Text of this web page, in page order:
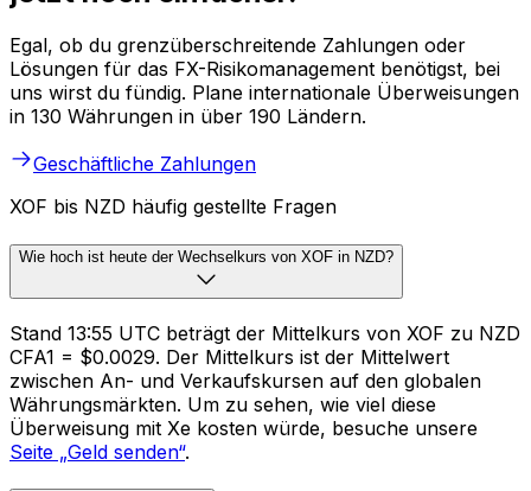
Egal, ob du grenzüberschreitende Zahlungen oder
Lösungen für das FX-Risikomanagement benötigst, bei
uns wirst du fündig. Plane internationale Überweisungen
in 130 Währungen in über 190 Ländern.
Geschäftliche Zahlungen
XOF bis NZD häufig gestellte Fragen
Wie hoch ist heute der Wechselkurs von XOF in NZD?
Stand 13:55 UTC beträgt der Mittelkurs von XOF zu NZD
CFA1 = $0.0029. Der Mittelkurs ist der Mittelwert
zwischen An- und Verkaufskursen auf den globalen
Währungsmärkten. Um zu sehen, wie viel diese
Überweisung mit Xe kosten würde, besuche unsere
Seite „Geld senden“.